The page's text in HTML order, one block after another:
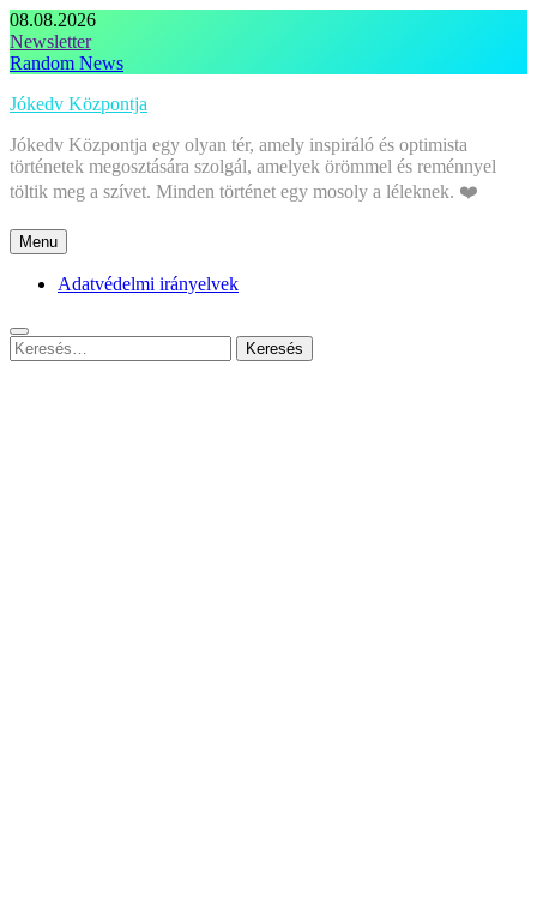
Skip
to
content
08.08.2026
Newsletter
Random News
Jókedv Központja
Jókedv Központja egy olyan tér, amely inspiráló és optimista
történetek megosztására szolgál, amelyek örömmel és reménnyel
töltik meg a szívet. Minden történet egy mosoly a léleknek. ❤️
Menu
Adatvédelmi irányelvek
Keresés: